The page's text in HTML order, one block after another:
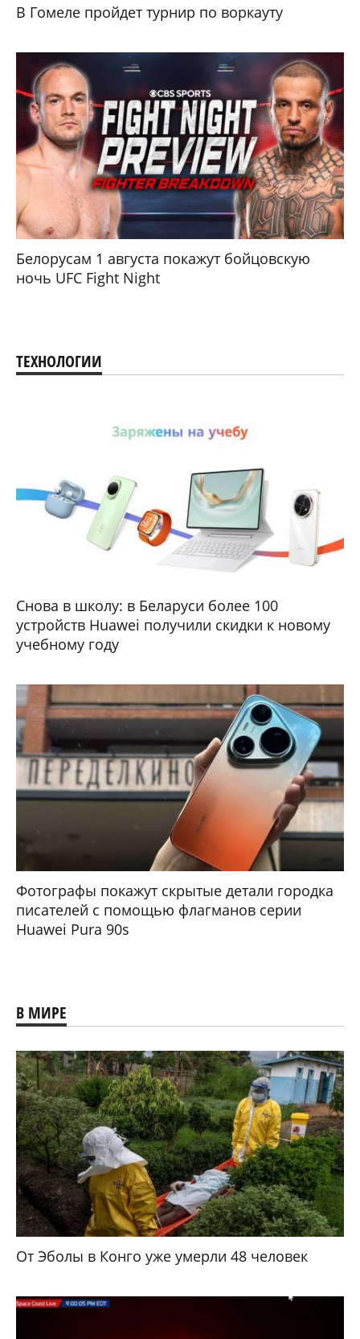
В Гомеле пройдет турнир по воркауту
Белорусам 1 августа покажут бойцовскую
ночь UFC Fight Night
ТЕХНОЛОГИИ
Снова в школу: в Беларуси более 100
устройств Huawei получили скидки к новому
учебному году
Фотографы покажут скрытые детали городка
писателей с помощью флагманов серии
Huawei Pura 90s
В МИРЕ
От Эболы в Конго уже умерли 48 человек